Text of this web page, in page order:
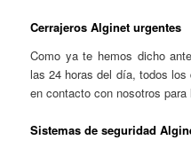
Cerrajeros Alginet urgentes
Como ya te hemos dicho
las 24 horas del día, todos
en contacto con nosotros
Sistemas de seguridad